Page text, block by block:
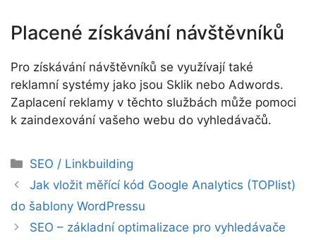
Placené získávání návštěvníků
Pro získávání návštěvníků se využívají také
reklamní systémy jako jsou Sklik nebo Adwords.
Zaplacení reklamy v těchto službách může pomoci
k zaindexování vašeho webu do vyhledávačů.
Rubriky
SEO / Linkbuilding
Jak vložit měřící kód Google Analytics (TOPlist)
do šablony WordPressu
SEO – základní optimalizace pro vyhledávače